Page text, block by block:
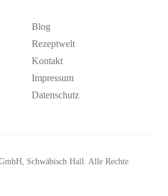
Blog
Rezeptwelt
Kontakt
Impressum
Datenschutz
, Schwäbisch Hall. Alle Rechte